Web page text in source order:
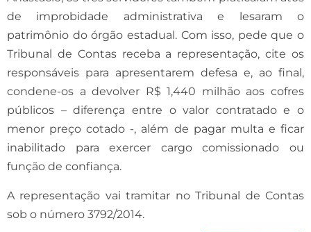
de improbidade administrativa e lesaram o
patrimônio do órgão estadual. Com isso, pede que o
Tribunal de Contas receba a representação, cite os
responsáveis para apresentarem defesa e, ao final,
condene-os a devolver R$ 1,440 milhão aos cofres
públicos – diferença entre o valor contratado e o
menor preço cotado -, além de pagar multa e ficar
inabilitado para exercer cargo comissionado ou
função de confiança.
A representação vai tramitar no Tribunal de Contas
sob o número 3792/2014.